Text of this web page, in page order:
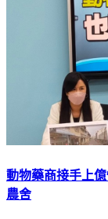
動物藥商接手上
農舍